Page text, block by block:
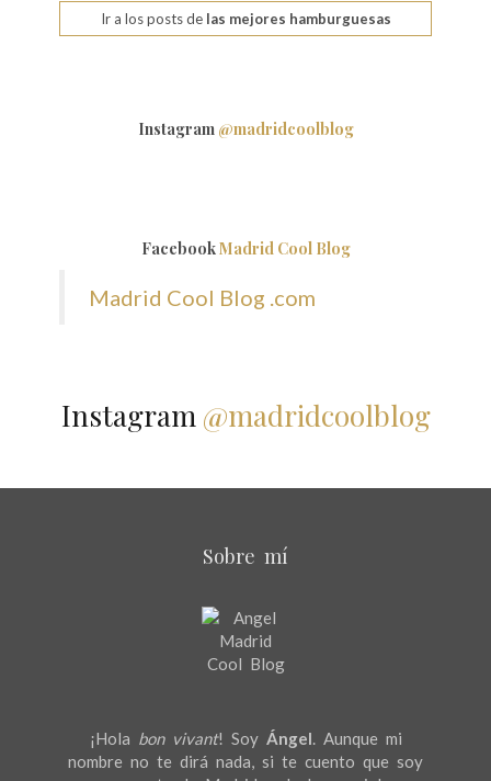
Ir a los posts delas mejores hamburguesas
Instagram @madridcoolblog
FacebookMadrid Cool Blog
Madrid Cool Blog .com
Instagram @madridcoolblog
Sobre mí
¡Hola bon vivant! Soy Ángel . Aunque mi
nombre no te dirá nada, si te cuento que soy